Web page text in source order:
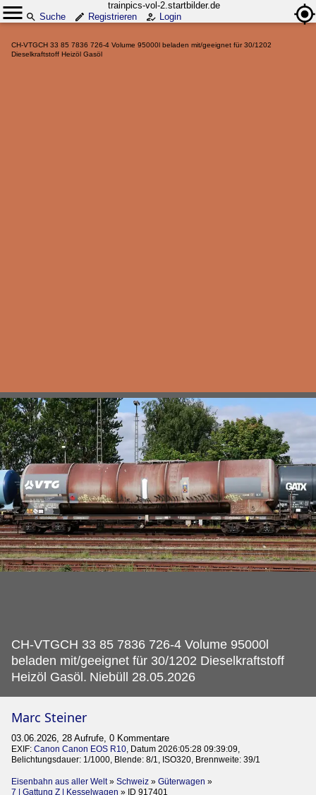
trainpics-vol-2.startbilder.de
Suche
Registrieren Login
CH-VTGCH 33 85 7836 726-4 Volume 95000l beladen mit/geeignet für 30/1202
Dieselkraftstoff Heizöl Gasöl
CH-VTGCH 33 85 7836 726-4 Volume 95000l
beladen mit/geeignet für 30/1202 Dieselkraftstoff
Heizöl Gasöl. Niebüll 28.05.2026
Marc Steiner
03.06.2026, 28 Aufrufe, 0 Kommentare
EXIF: Canon Canon EOS R10, Datum 2026:05:28 09:39:09,
Belichtungsdauer: 1/1000, Blende: 8/1, ISO320, Brennweite: 39/1
Eisenbahn aus aller Welt» Schweiz » Güterwagen »
7 | Gattung Z | Kesselwagen » ID 917401